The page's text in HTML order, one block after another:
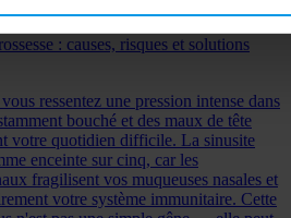
: causes, risques et solutions
ressentez une pression intense dans
bouché et des maux de tête
votre quotidien difficile. La sinusite
enceinte sur cinq, car les
fragilisent vos muqueuses nasales et
votre système immunitaire. Cette